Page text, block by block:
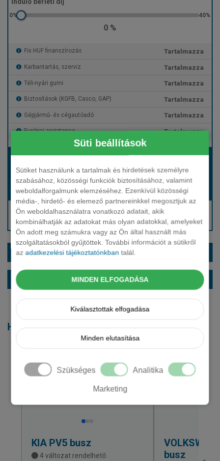
Süti beállítások
Sütiket használunk a tartalmak és hirdetések személyre
szabásához, közösségi funkciók biztosításához, valamint
weboldalforgalmunk elemzéséhez. Ezenkívül közösségi
média-, hirdető- és elemező partnereinkkel megosztjuk az
Ön weboldalhasználatra vonatkozó adatait, akik
kombinálhatják az adatokat más olyan adatokkal, amelyeket
Ön adott meg számukra vagy az Ön által használt más
szolgáltatásokból gyűjtöttek. További információt a sütikről
azadatkezelési tájékoztatónkban talál.
MINDEN ELFOGADÁSA
Kiválasztottak elfogadása
Minden elutasítása
Szükséges Analitika
Marketing
0 %
Fix HUF finanszírozás Tartalmazza
Karbantartás, szerviz Tartalmazza
Téli-nyári gumi Tartalmazza
Biztosítások (KGFB, Casco, GAP) Tartalmazza
Gépjármű- és cégautóadó Tartalmazza
Európai assistance Tartalmazza
Bérleti díj:
Hívjon bennünket!
Induló bérleti díj: Hívjon bennünket!
Hívjon: +36 1 888 0088
Kérjen visszahívást!
EXTRÁK ÉS SZÍNEK
ALAPFELSZERELTSÉG
Hasonló modellek
KIA PV5 busz
4 változat rendelhető
busz